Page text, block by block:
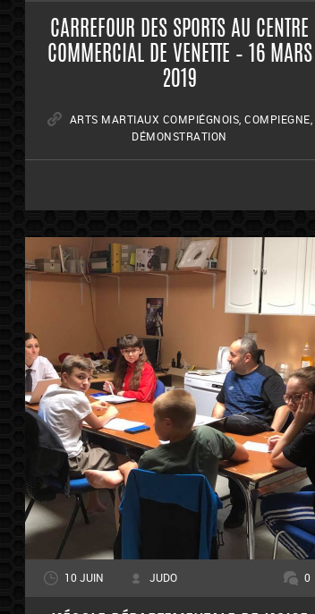
CARREFOUR DES SPORTS AU CENTRE
COMMERCIAL DE VENETTE – 16 MARS
2019
ARTS MARTIAUX COMPIÉGNOIS ,COMPIEGNE
DÉMONSTRATION
10 JUIN JUDO 0